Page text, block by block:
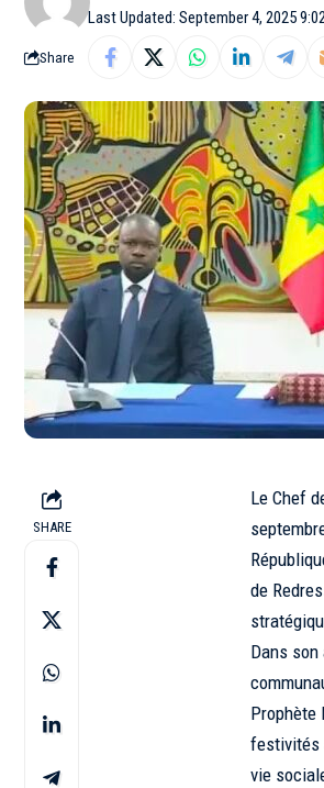
Last Updated: September 4, 2025
Share
SHARE
Le Chef
de
Dans
Prophète
festivités
vie